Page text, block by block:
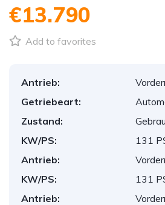
€13.790
Add to favorites
Antrieb:
Getriebeart:
Zustand:
KW/PS:
131
Antrieb:
KW/PS:
131
Antrieb: